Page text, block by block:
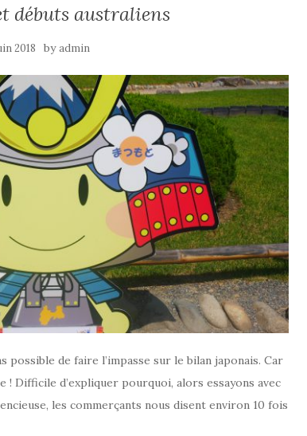
débuts australiens
2018 byadmin
possible de faire l’impasse sur le bilan japonais. Car
! Difficile d’expliquer pourquoi, alors essayons avec
les commerçants nous disent environ 10 fois